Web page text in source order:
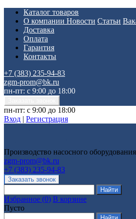
Каталог товаров
О компании Новости Статьи
Доставка
Оплата
Гарантия
Контакты
+7 (383) 235-94-83
zgm-prom@bk.ru
пн-пт: с 9:00 до 18:00
пн-пт: с 9:00 до 18:00
Вход | Регистрация
Производство насосного
zgm-prom@bk.ru
+7 (383) 235-94-83
Избранное (0) В корзине
Пусто